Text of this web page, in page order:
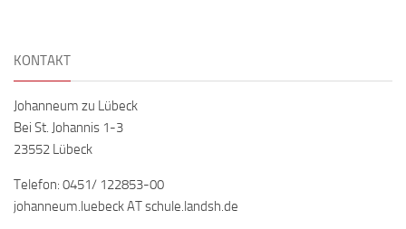
KONTAKT
Johanneum zu Lübeck
Bei St. Johannis 1-3
23552 Lübeck
Telefon: 0451/ 122853-00
johanneum.luebeck AT schule.landsh.de